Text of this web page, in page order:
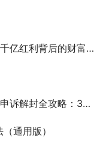
红利背后的财富密码
复账号，成功率提升80%！）
通用版）